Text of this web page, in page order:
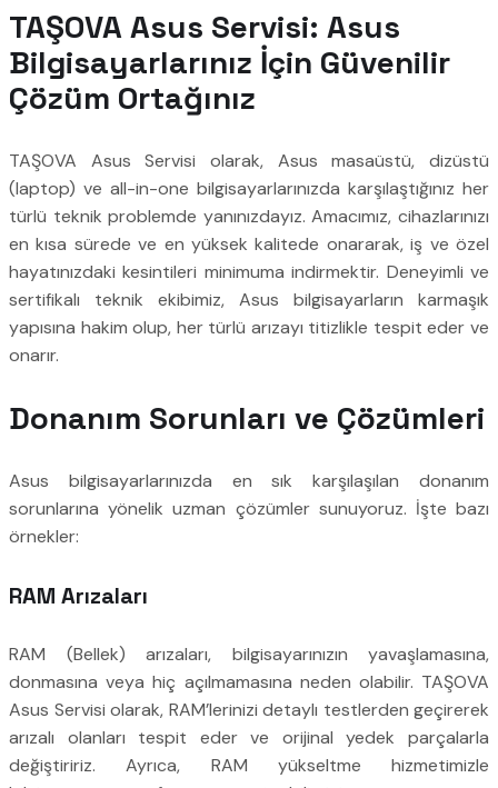
TAŞOVA Asus Servisi: Asus
Bilgisayarlarınız İçin Güvenilir
Çözüm Ortağınız
TAŞOVA Asus Servisi olarak, Asus masaüstü, dizüstü
(laptop) ve all-in-one bilgisayarlarınızda karşılaştığınız her
türlü teknik problemde yanınızdayız. Amacımız, cihazlarınızı
en kısa sürede ve en yüksek kalitede onararak, iş ve özel
hayatınızdaki kesintileri minimuma indirmektir. Deneyimli ve
sertifikalı teknik ekibimiz, Asus bilgisayarların karmaşık
yapısına hakim olup, her türlü arızayı titizlikle tespit eder ve
onarır.
Donanım Sorunları ve Çözümleri
Asus bilgisayarlarınızda en sık karşılaşılan donanım
sorunlarına yönelik uzman çözümler sunuyoruz. İşte bazı
örnekler:
RAM Arızaları
RAM (Bellek) arızaları, bilgisayarınızın yavaşlamasına,
donmasına veya hiç açılmamasına neden olabilir. TAŞOVA
Asus Servisi olarak, RAM’lerinizi detaylı testlerden geçirerek
arızalı olanları tespit eder ve orijinal yedek parçalarla
değiştiririz. Ayrıca, RAM yükseltme hizmetimizle